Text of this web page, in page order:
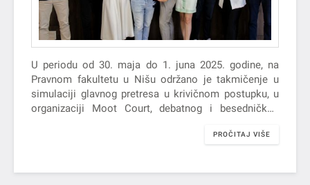
U periodu od 30. maja do 1. juna 2025. godine, na
Pravnom fakultetu u Nišu održano je takmičenje u
simulaciji glavnog pretresa u krivičnom postupku, u
organizaciji Moot Court, debatnog i besedničkog
PROČITAJ VIŠE